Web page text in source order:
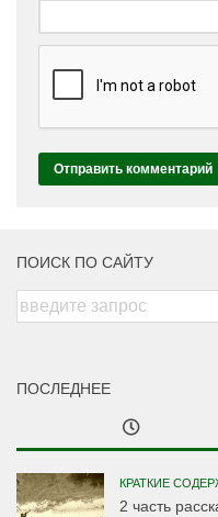
ПОИСК ПО САЙТУ
ПОСЛЕДНЕЕ
КРАТКИЕ
2 часть